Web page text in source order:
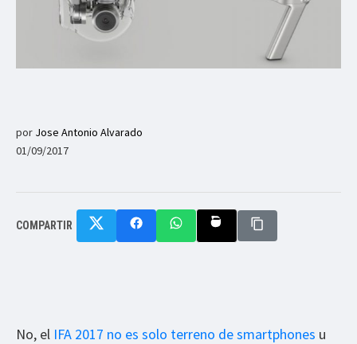
por Jose Antonio Alvarado
01/09/2017
COMPARTIR
No, el IFA 2017 no es solo terreno de smartphones u